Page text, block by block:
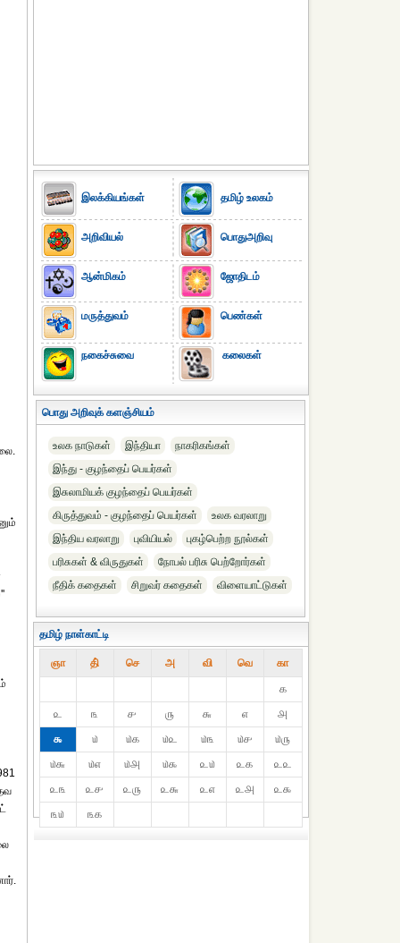
இலக்கியங்கள்
அறிவியல்
ஆன்மிகம்
மருத்துவம்
நகைச்சுவை
தமிழ் உலகம்
பொதுஅறிவு
ஜோதிடம்
பெண்கள்
கலைகள்
பொது அறிவுக் களஞ்சியம்
உலக நாடுகள் இந்தியா
நாகரிகங்கள்
இந்து - குழந்தைப் பெயர்கள்
இசுலாமியக் குழந்தைப் பெயர்கள்
கிருத்துவம் - குழந்தைப் பெயர்கள்
உலக வரலாறு
இந்திய வரலாறு
புவியியல்
புகழ்பெற்ற நூல்கள்
பரிசுகள் & விருதுகள்
நோபல் பரிசு‎ பெற்றோர்‎கள்
நீதிக் கதைகள்
சிறுவர் கதைகள் விளையாட்டுகள்
தமிழ் நாள்காட்டி
ஞா தி் செ அ வி வெ கா
௧
௨
௩ ௪ ௫ ௬ ௭
௮
௯
௰ ௰௧ ௰௨ ௰௩ ௰௪
௰௫
௰௬
௰௭ ௰௮ ௰௯ ௨௰ ௨௧
௨௨
௨௩
௨௪ ௨௫ ௨௬ ௨௭ ௨௮
௨௯
௩௰
௩௧